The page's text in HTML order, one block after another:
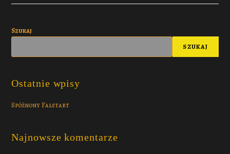
Szukaj
SZUKAJ
Ostatnie wpisy
Spóźnony Falstart
Najnowsze komentarze